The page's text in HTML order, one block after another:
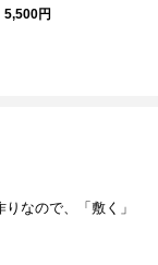
5,500円
なので、「敷く」